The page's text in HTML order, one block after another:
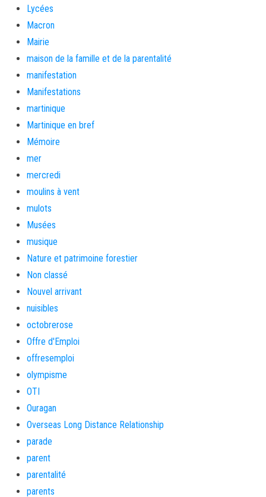
Lycées
Macron
Mairie
maison de la famille et de la parentalité
manifestation
Manifestations
martinique
Martinique en bref
Mémoire
mer
mercredi
moulins à vent
mulots
Musées
musique
Nature et patrimoine forestier
Non classé
Nouvel arrivant
nuisibles
octobrerose
Offre d'Emploi
offresemploi
olympisme
OTI
Ouragan
Overseas Long Distance Relationship
parade
parent
parentalité
parents